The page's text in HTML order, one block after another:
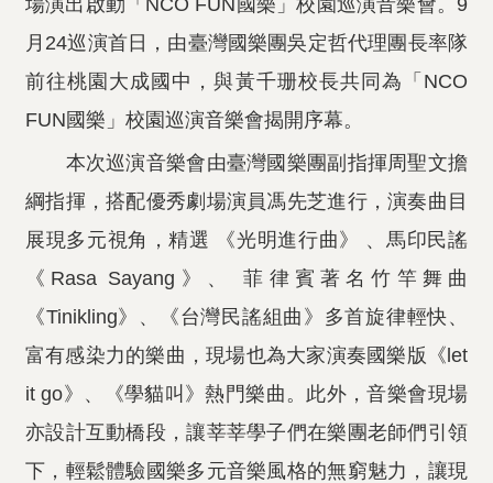
場演出啟動「NCO FUN國樂」校園巡演音樂會。9
月24巡演首日，由臺灣國樂團吳定哲代理團長率隊
前往桃園大成國中，與黃千珊校長共同為「NCO
FUN國樂」校園巡演音樂會揭開序幕。
本次巡演音樂會由臺灣國樂團副指揮周聖文擔
綱指揮，搭配優秀劇場演員馮先芝進行，演奏曲目
展現多元視角，精選 《光明進行曲》 、馬印民謠
《Rasa Sayang》、 菲律賓著名竹竿舞曲
《Tinikling》、《台灣民謠組曲》多首旋律輕快、
富有感染力的樂曲，現場也為大家演奏國樂版《let
it go》、《學貓叫》熱門樂曲。此外，音樂會現場
亦設計互動橋段，讓莘莘學子們在樂團老師們引領
下，輕鬆體驗國樂多元音樂風格的無窮魅力，讓現